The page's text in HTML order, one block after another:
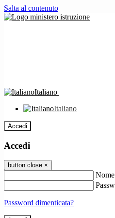
Salta al contenuto
Italiano
Italiano
Accedi
Accedi
button close ×
Password dimenticata?